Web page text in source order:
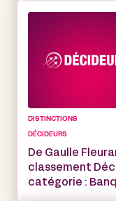
DISTINCTIONS
DÉCIDEURS
De Gaulle
classement
catégorie :